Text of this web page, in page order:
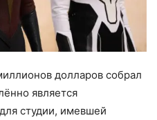
долларов собрал
является
студии, имевшей